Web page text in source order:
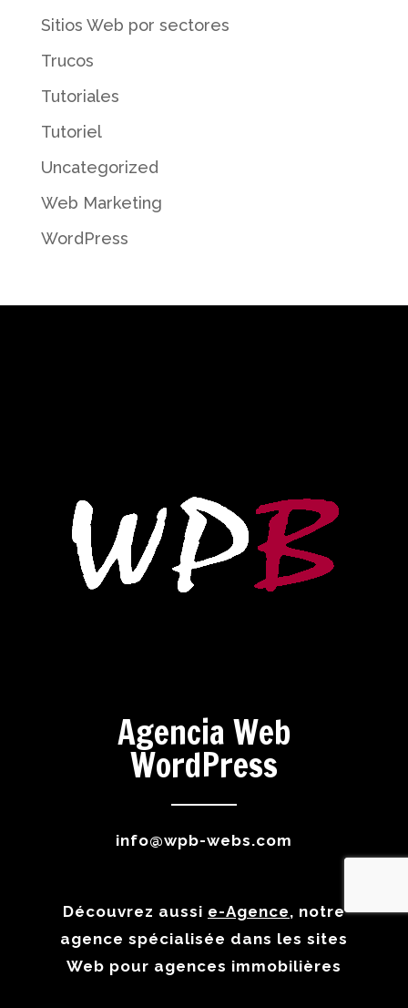
Sitios Web por sectores
Trucos
Tutoriales
Tutoriel
Uncategorized
Web Marketing
WordPress
Agencia Web
WordPress
info@wpb-webs.com
Découvrez aussi e-Agence, notre
agence spécialisée dans les sites
Web pour agences immobilières